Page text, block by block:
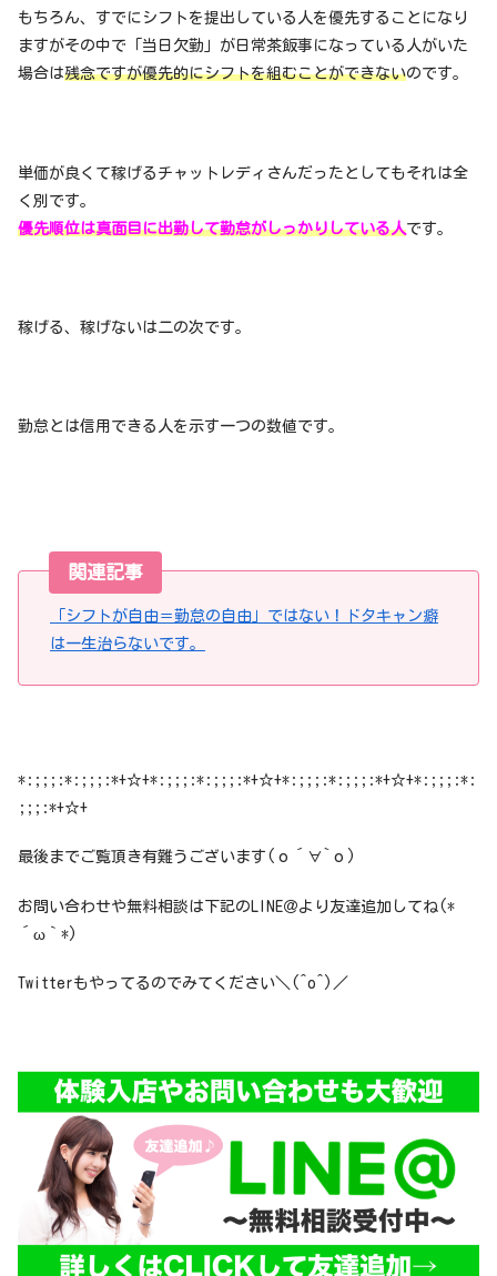
もちろん、すでにシフトを提出している人を優先することになり
ますがその中で「当日欠勤」が日常茶飯事になっている人がいた
場合は残念ですが優先的にシフトを組むことができないのです。
単価が良くて稼げるチャットレディさんだったとしてもそれは全
く別です。
優先順位は真面目に出勤して勤怠がしっかりしている人です。
稼げる、稼げないは二の次です。
勤怠とは信用できる人を示す一つの数値です。
関連記事
「シフトが自由＝勤怠の自由」ではない！ドタキャン癖
は一生治らないです。
*:;;;:*:;;;:*+☆+*:;;;:*:;;;:*+☆+*:;;;:*:;;;:*+☆+*:;;;:*:
;;;:*+☆+
最後までご覧頂き有難うございます(о´∀`о)
お問い合わせや無料相談は下記のLINE＠より友達追加してね(*
´ω｀*)
Twitterもやってるのでみてください＼(^o^)／